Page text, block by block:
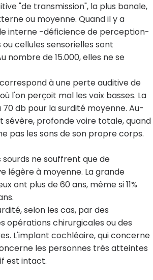
"de transmission", la plus banale,
ou moyenne. Quand il y a
interne -déficience de perception-
ou cellules sensorielles sont
nombre de 15.000, elles ne se
à une perte auditive de
l'on perçoit mal les voix basses. La
db pour la surdité moyenne. Au-
sévère, profonde voire totale, quand
pas les sons de son propre corps.
sourds ne souffrent que de
légère à moyenne. La grande
ont plus de 60 ans, même si 11%
selon les cas, par des
opérations chirurgicales ou des
L'implant cochléaire, qui concerne
les personnes très atteintes
est intact.